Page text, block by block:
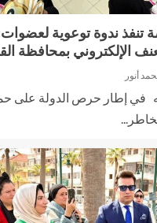
تنفذ ندوة توعوية لعضوات
الإلكتروني بمحافظة
أنور
في إطار حرص الدولة على